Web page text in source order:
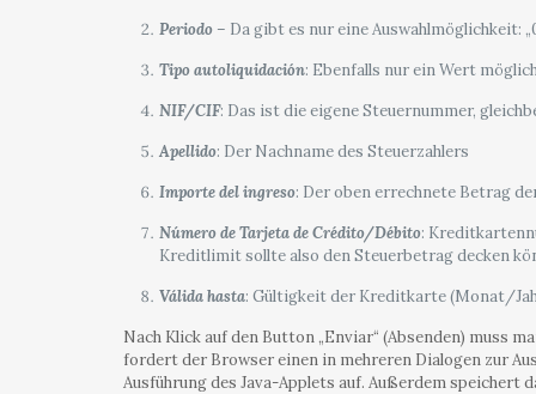
Periodo– Da gibt es nur eine Auswahlmöglichkeit:
Tipo autoliquidación: Ebenfalls nur ein Wert
NIF/CIF: Das ist die eigene Steuernummer,
Apellido: Der Nachname des Steuerzahlers
Importe del ingreso: Der oben errechnete Betrag
Número de Tarjeta de Crédito/Débito:
Kreditlimit sollte also den Steuerbetrag decken
Válida hasta: Gültigkeit der Kreditkarte (Monat/
Nach Klick auf den Button „Enviar“ (Absenden) muss
fordert der Browser einen in mehreren Dialogen zur
Ausführung des Java-Applets auf. Außerdem